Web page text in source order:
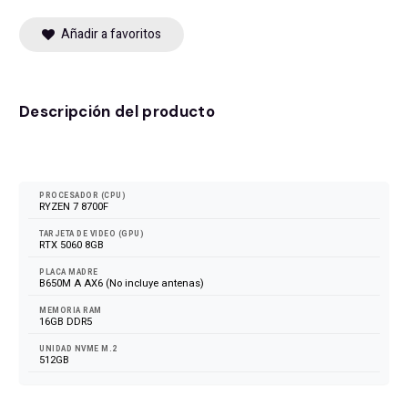
Añadir a favoritos
Descripción del producto
PROCESADOR (CPU)
RYZEN 7 8700F
TARJETA DE VIDEO (GPU)
RTX 5060 8GB
PLACA MADRE
B650M A AX6 (No incluye antenas)
MEMORIA RAM
16GB DDR5
UNIDAD NVME M.2
512GB